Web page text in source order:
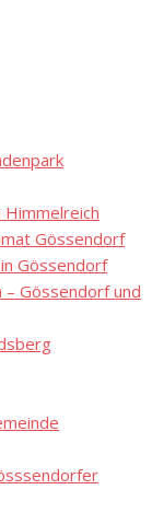
Gössendorf
Gössendorf
– Gössendorf und